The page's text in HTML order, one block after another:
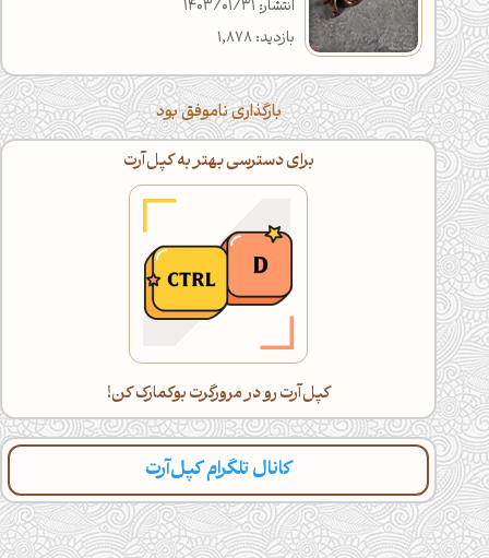
انتشار: 1403/01/31
بازدید: 1,878
بارگذاری ناموفق بود
برای دسترسی بهتر به کپل‌آرت
کپل‌آرت رو در مرورگرت بوکمارک کن!
کانال تلگرام کپل‌آرت